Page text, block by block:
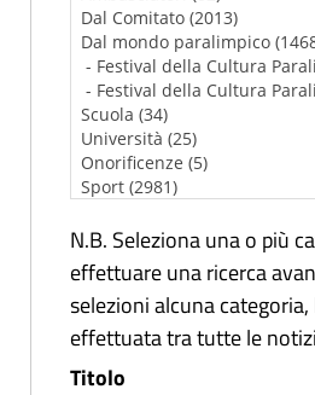
N.B. Seleziona una o più
effettuare una ricerca
selezioni alcuna
effettuata tra tutte le
Titolo